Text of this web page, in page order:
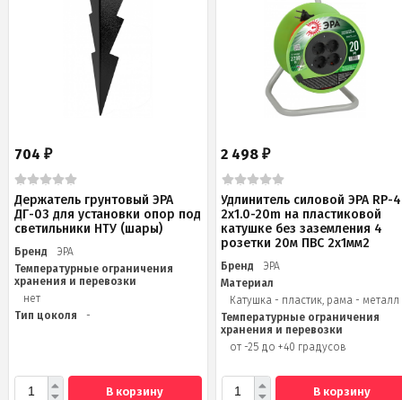
704 ₽
Держатель грунтовый ЭРА
ДГ-03 для установки опор под
светильники НТУ (шары)
Бренд
ЭРА
Температурные ограничения
хранения и перевозки
нет
Тип цоколя
-
В корзину
2 498₽
Удлинитель силовой ЭРА RP-
2x1.0-20m на пластиковой
катушке без заземления 4
розетки 20м ПВС 2х1мм2
Бренд
ЭРА
Материал
Катушка - пластик, рама - металл
Температурные ограничения
хранения и перевозки
от -25 до +40 градусов
В корзину